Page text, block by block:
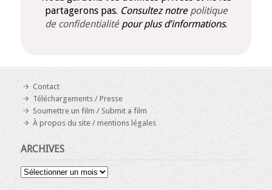
partagerons pas. Consultez notre politique
de confidentialité pour plus d’informations.
Contact
Téléchargements / Presse
Soumettre un film / Submit a film
À propos du site / mentions légales
ARCHIVES
Archives